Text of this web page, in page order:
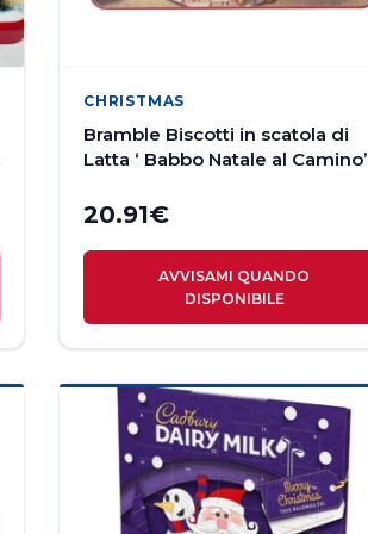
CHRISTMAS
Bramble Biscotti in scatola di
Latta ‘ Babbo Natale al Camino’
20.91€
AVVISAMI QUANDO
DISPONIBILE